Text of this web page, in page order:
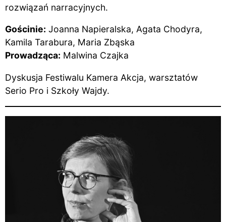
rozwiązań narracyjnych.
Gościnie: Joanna Napieralska, Agata Chodyra,
Kamila Tarabura, Maria Zbąska
Prowadząca: Malwina Czajka
Dyskusja Festiwalu Kamera Akcja, warsztatów
Serio Pro i Szkoły Wajdy.